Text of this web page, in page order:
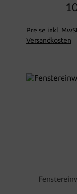
Preise inkl.
Versandkosten